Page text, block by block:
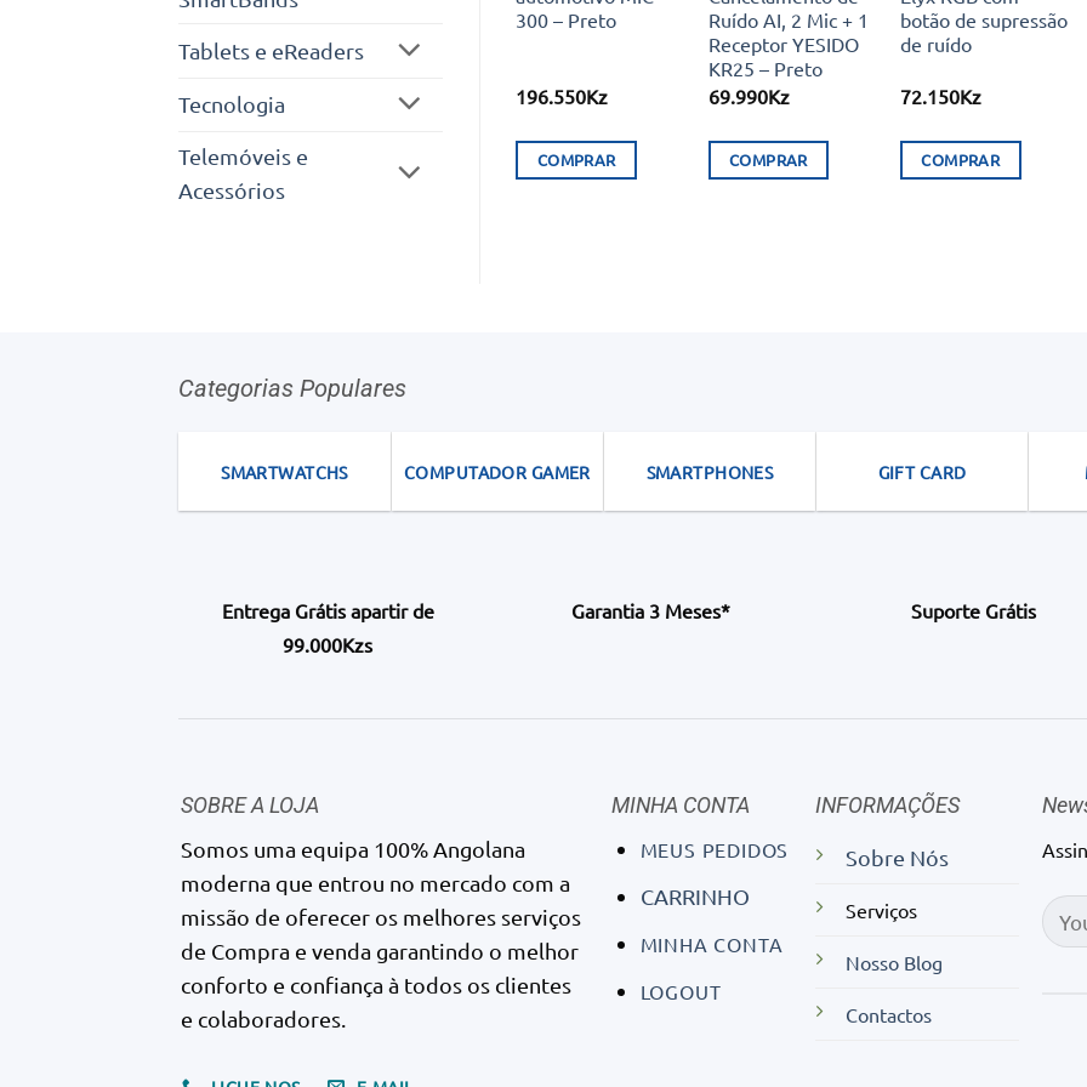
Tablets e eReaders
Tecnologia
Telemóveis e
Acessórios
300 – Preto
196.550Kz
COMPRAR
Ruído AI, 2 Mic + 1
Receptor YESIDO
KR25 – Preto
69.990Kz
COMPRAR
botão de supressão
de ruído
72.150Kz
COMPRAR
chosen
Categorias Populares
SMARTWATCHS COMPUTADOR GAMER SMARTPHONES GIFT CARD
Entrega Grátis apartir de
99.000Kzs
Garantia 3 Meses* Suporte Grátis
SOBRE A LOJA
Somos uma equipa 100% Angolana
moderna que entrou no mercado com a
missão de oferecer os melhores serviços
de Compra e venda garantindo o melhor
conforto e confiança à todos os clientes
e colaboradores.
MINHA CONTA
MEUS PEDIDOS
CARRINHO
MINHA CONTA
LOGOUT
INFORMAÇÕES
Sobre Nós
Serviços
Nosso Blog
Contactos